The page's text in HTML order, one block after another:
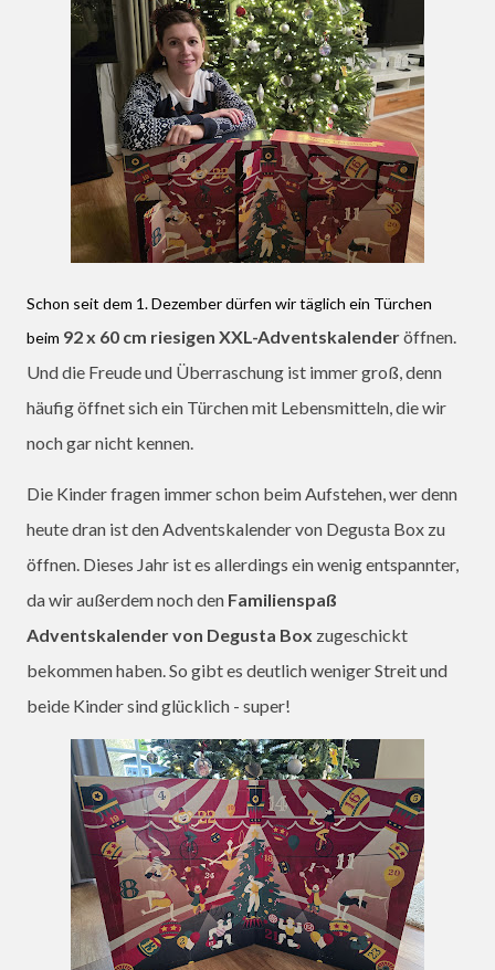
Schon seit dem 1. Dezember dürfen wir täglich ein Türchen
beim 92 x 60 cm riesigen XXL-Adventskalenderöffnen.
Und die Freude und Überraschung ist immer groß, denn
häufig öffnet sich ein Türchen mit Lebensmitteln, die wir
noch gar nicht kennen.
Die Kinder fragen immer schon beim Aufstehen, wer denn
heute dran ist den Adventskalender von Degusta Box zu
öffnen. Dieses Jahr ist es allerdings ein wenig entspannter,
da wir außerdem noch den Familienspaß
Adventskalender von Degusta Box zugeschickt
bekommen haben. So gibt es deutlich weniger Streit und
beide Kinder sind glücklich - super!